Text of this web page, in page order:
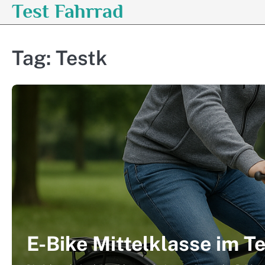
SkipTest Fahrrad
Tag: Testk
E-Bike Mittelklasse im